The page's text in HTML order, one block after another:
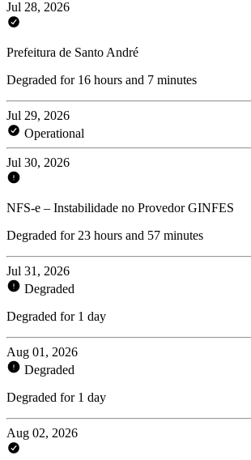
Jul 28, 2026
Prefeitura de Santo André
Degraded for 16 hours and 7 minutes
Jul 29, 2026
Operational
Jul 30, 2026
NFS-e – Instabilidade no Provedor GINFES
Degraded for 23 hours and 57 minutes
Jul 31, 2026
Degraded
Degraded for 1 day
Aug 01, 2026
Degraded
Degraded for 1 day
Aug 02, 2026